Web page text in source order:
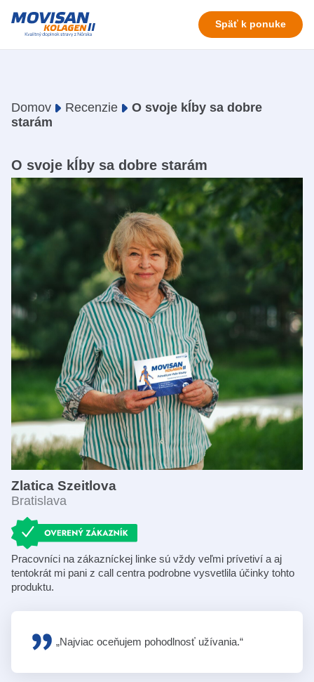
Späť k ponuke
Domov Recenzie
O svoje kĺby sa dobre
starám
O svoje kĺby sa dobre starám
Zlatica Szeitlova
Bratislava
Pracovníci na zákazníckej linke sú vždy veľmi prívetiví a aj
tentokrát mi pani z call centra podrobne vysvetlila účinky tohto
produktu.
„Najviac oceňujem pohodlnosť užívania.“